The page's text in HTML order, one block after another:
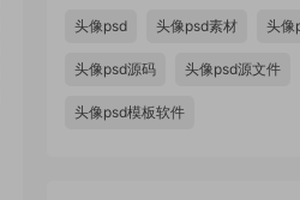
头像psd 头像psd素材 头像
头像psd源码 头像psd源文件
头像psd模板软件